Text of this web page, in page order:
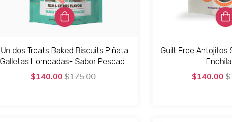
Un dos Treats Baked Biscuits Piñata
Galletas Horneadas- Sabor Pescado
y Citricos
$140.00$175.00
Guilt Free Antojitos
$140.00